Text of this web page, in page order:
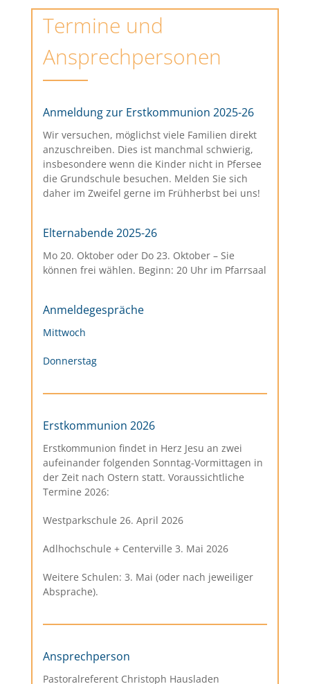
Termine und
Ansprechpersonen
Anmeldung zur Erstkommunion 2025-26
Wir versuchen, möglichst viele Familien direkt
anzuschreiben. Dies ist manchmal schwierig,
insbesondere wenn die Kinder nicht in Pfersee
die Grundschule besuchen. Melden Sie sich
daher im Zweifel gerne im Frühherbst bei uns!
Elternabende 2025-26
Mo 20. Oktober oder Do 23. Oktober – Sie
können frei wählen. Beginn: 20 Uhr im Pfarrsaal
Anmeldegespräche
Mittwoch
Donnerstag
Erstkommunion 2026
Erstkommunion findet in Herz Jesu an zwei
aufeinander folgenden Sonntag-Vormittagen in
der Zeit nach Ostern statt. Voraussichtliche
Termine 2026:
Westparkschule 26. April 2026
Adlhochschule + Centerville 3. Mai 2026
Weitere Schulen: 3. Mai (oder nach jeweiliger
Absprache).
Ansprechperson
Pastoralreferent Christoph Hausladen